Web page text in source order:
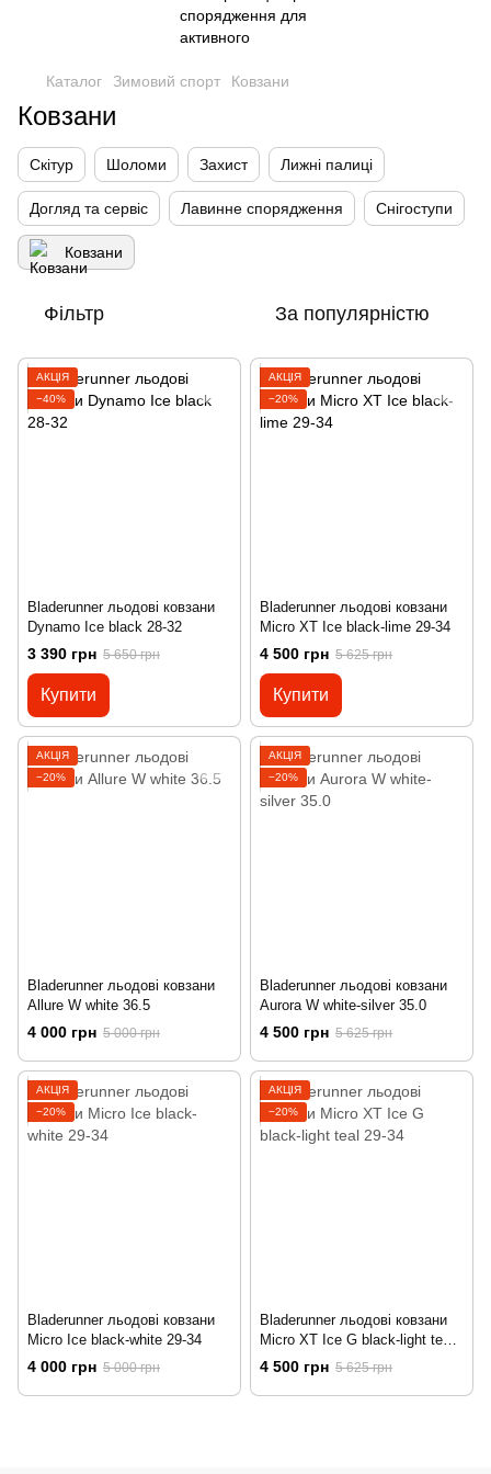
Каталог Зимовий спорт Ковзани
Ковзани
Скітур Шоломи Захист Лижні палиці
Догляд та сервіс Лавинне спорядження Снігоступи
Ковзани
Фільтр За популярністю
АКЦІЯ
−40%
Bladerunner льодові ковзани
Dynamo Ice black 28-32
3 390 грн 5 650 грн
Купити
АКЦІЯ
−20%
Bladerunner льодові ковзани
Micro XT Ice black-lime 29-34
4 500 грн 5 625 грн
Купити
АКЦІЯ
−20%
Bladerunner льодові ковзани
Allure W white 36.5
4 000 грн 5 000 грн
АКЦІЯ
−20%
Bladerunner льодові ковзани
Aurora W white-silver 35.0
4 500 грн 5 625 грн
АКЦІЯ
−20%
Bladerunner льодові ковзани
Micro Ice black-white 29-34
4 000 грн 5 000 грн
АКЦІЯ
−20%
Bladerunner льодові ковзани
Micro XT Ice G black-light teal
29-34
4 500 грн 5 625 грн